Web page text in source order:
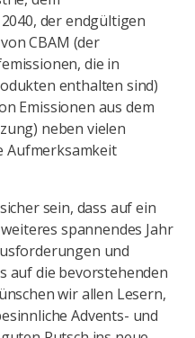
der endgültigen
CBAM (der
die in
enthalten sind)
Emissionen aus dem
neben vielen
Aufmerksamkeit
sein, dass auf ein
spannendes Jahr
und
auf die bevorstehenden
wir allen Lesern,
Advents- und